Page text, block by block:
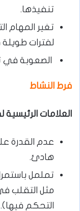
تنفيذها.
تغير المهام
لفترات
الصعوبة في
فرط النشاط
العلامات
عدم القدرة
هادئ.
تململ
مثل التقلب
التحكم فيها).